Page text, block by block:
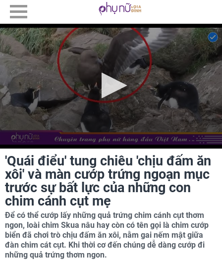
'Quái điểu' tung chiêu 'chịu đấm ăn
xôi' và màn cướp trứng ngoạn mục
trước sự bất lực của những con
chim cánh cụt mẹ
Để có thể cướp lấy những quả trứng chim cánh cụt thơm
ngon, loài chim Skua nâu hay còn có tên gọi là chim cướp
biển đã chơi trò chịu đấm ăn xôi, nằm gai nếm mật giữa
đàn chim cát cụt. Khi thời cơ đến chúng dễ dàng cướp đi
những quả trứng thơm ngon.